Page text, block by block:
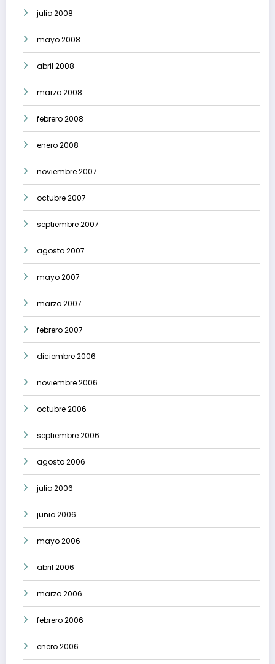
julio 2008
mayo 2008
abril 2008
marzo 2008
febrero 2008
enero 2008
noviembre 2007
octubre 2007
septiembre 2007
agosto 2007
mayo 2007
marzo 2007
febrero 2007
diciembre 2006
noviembre 2006
octubre 2006
septiembre 2006
agosto 2006
julio 2006
junio 2006
mayo 2006
abril 2006
marzo 2006
febrero 2006
enero 2006